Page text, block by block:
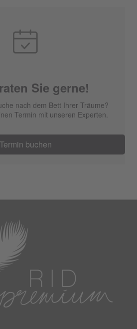
Sie gerne!
nach dem Bett Ihrer Träume?
Termin mit unseren Experten.
Termin buchen